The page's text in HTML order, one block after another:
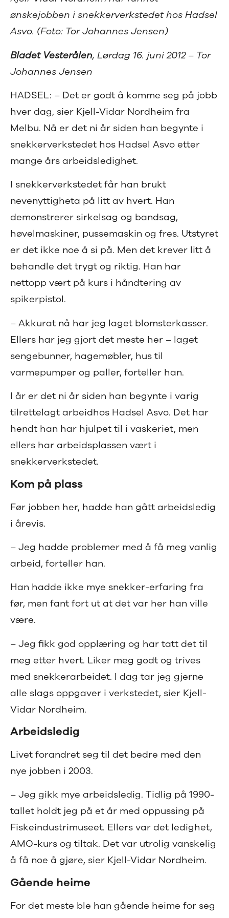
ønskejobben i snekkerverkstedet hos Hadsel
Asvo. (Foto: Tor Johannes Jensen)
Bladet Vesterålen, Lørdag 16. juni 2012 – Tor
Johannes Jensen
HADSEL: – Det er godt å komme seg på jobb
hver dag, sier Kjell-Vidar Nordheim fra
Melbu. Nå er det ni år siden han begynte i
snekkerverkstedet hos Hadsel Asvo etter
mange års arbeidsledighet.
I snekkerverkstedet får han brukt
nevenyttigheta på litt av hvert. Han
demonstrerer sirkelsag og bandsag,
høvelmaskiner, pussemaskin og fres. Utstyret
er det ikke noe å si på. Men det krever litt å
behandle det trygt og riktig. Han har
nettopp vært på kurs i håndtering av
spikerpistol.
– Akkurat nå har jeg laget blomsterkasser.
Ellers har jeg gjort det meste her – laget
sengebunner, hagemøbler, hus til
varmepumper og paller, forteller han.
I år er det ni år siden han begynte i varig
tilrettelagt arbeidhos Hadsel Asvo. Det har
hendt han har hjulpet til i vaskeriet, men
ellers har arbeidsplassen vært i
snekkerverkstedet.
Kom på plass
Før jobben her, hadde han gått arbeidsledig
i årevis.
– Jeg hadde problemer med å få meg vanlig
arbeid, forteller han.
Han hadde ikke mye snekker-erfaring fra
før, men fant fort ut at det var her han ville
være.
– Jeg fikk god opplæring og har tatt det til
meg etter hvert. Liker meg godt og trives
med snekkerarbeidet. I dag tar jeg gjerne
alle slags oppgaver i verkstedet, sier Kjell-
Vidar Nordheim.
Arbeidsledig
Livet forandret seg til det bedre med den
nye jobben i 2003.
– Jeg gikk mye arbeidsledig. Tidlig på 1990-
tallet holdt jeg på et år med oppussing på
Fiskeindustrimuseet. Ellers var det ledighet,
AMO-kurs og tiltak. Det var utrolig vanskelig
å få noe å gjøre, sier Kjell-Vidar Nordheim.
Gående heime
For det meste ble han gående heime for seg